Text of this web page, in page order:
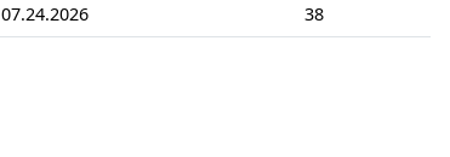
07.24.2026 38